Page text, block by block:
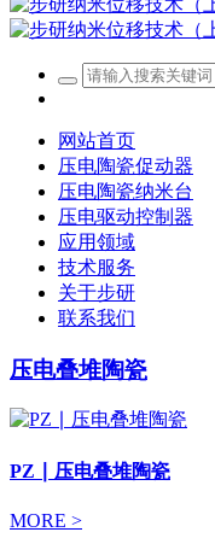
网站首页
压电陶瓷促动器
压电陶瓷纳米台
压电驱动控制器
应用领域
技术服务
关于步研
联系我们
压电叠堆陶瓷
PZ ∣ 压电叠堆陶瓷
MORE >